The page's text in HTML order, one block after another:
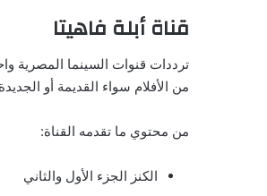
قناة أبلة فاهيتا
ترددات قنوات السينما المصرية
من الأفلام سواء القديمة أو
من محتوي ما تقدمه القناة:
الكنز الجزء الأول والثاني